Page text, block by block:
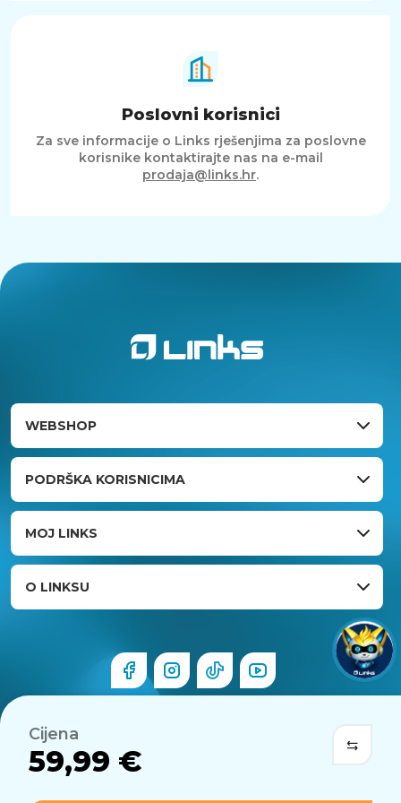
Cijena
59,99 €
priključaka omogućuje široku kompatibilnost,
dok brzina čitanja do 400 MB/s osigurava brzo i
kapacitet od 256 GB, kompaktan dizajn i
jednostavno upravljanje sadržajem čine ga
izvrsnim izborom za svakodnevnu upotrebu
kod kuće, na poslu ili tijekom putovanja.
Poslovni korisnici
Za sve informacije o Links rješenjima za poslovne
korisnike kontaktirajte nas na e-mail
prodaja@links.hr.
WEBSHOP
PODRŠKA KORISNICIMA
MOJ LINKS
O LINKSU